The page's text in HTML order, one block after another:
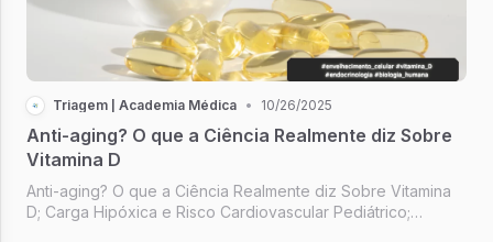
Triagem | Academia Médica • 10/26/2025
Anti-aging? O que a Ciência Realmente diz Sobre
Vitamina D
Anti-aging? O que a Ciência Realmente diz Sobre Vitamina
D; Carga Hipóxica e Risco Cardiovascular Pediátrico;